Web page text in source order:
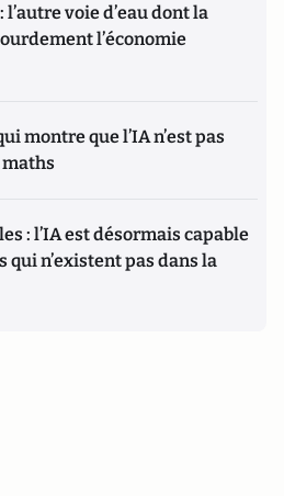
l’autre voie d’eau dont la
l’économie
montre que l’IA n’est pas
maths
: l’IA est désormais capable
n’existent pas dans la